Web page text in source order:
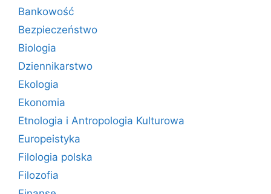
Bankowość
Bezpieczeństwo
Biologia
Dziennikarstwo
Ekologia
Ekonomia
Etnologia i Antropologia Kulturowa
Europeistyka
Filologia polska
Filozofia